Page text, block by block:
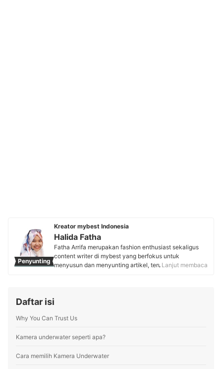
Penyunting
Kreator mybest Indonesia
Halida Fatha
Fatha Arrifa merupakan fashion enthusiast sekaligus
content writer di mybest yang berfokus untuk
menyusun dan menyunting artikel, terutama tema
membantu pengguna mybest menemukan inspirasi dan
Profil Halida Fatha
Lanjut membaca
Daftar isi
Why You Can Trust Us
Kamera underwater seperti apa?
Cara memilih Kamera Underwater